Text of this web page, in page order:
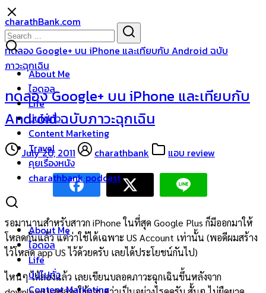
Skip
to
content
charathBank.com
About Me
ไอดอล
Life
บ่นไปทั่ว
Content Marketing
Travel
คุยเรื่องหนัง
charathbank podcast
About Me
ไอดอล
Life
บ่นไปทั่ว
Content Marketing
Search
for:
ทดลอง Google+ บน iPhone และเทียบกับ Android ฉบับ
ภาวะฉุกเฉิน
ทดลอง Google+ บน iPhone และเทียบกับ
Android ฉบับภาวะฉุกเฉิน
July 20, 2011 charathbank แอบ review
รอมานานสำหรับสาวก iPhone ในที่สุด Google Plus ก็มีออกมาให้
โหลดกันแล้ว แต่ว่าใช้ได้เฉพาะ US Account เท่านั้น (พอดีผมสร้าง
ไว้โหลด app US ไว้ด้วยครับ เลยได้ประโยชน์กันไป)
ไหนๆ ได้ลองแล้ว เลยเขียนบลอคภาวะฉุกเฉินขึ้นหลังจาก